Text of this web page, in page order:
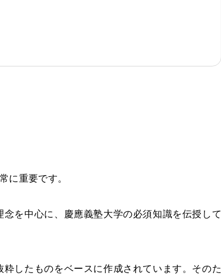
に重要です。
を中心に、慶應義塾大学の必須知識を伝授して
したものをベースに作成されています。そのた